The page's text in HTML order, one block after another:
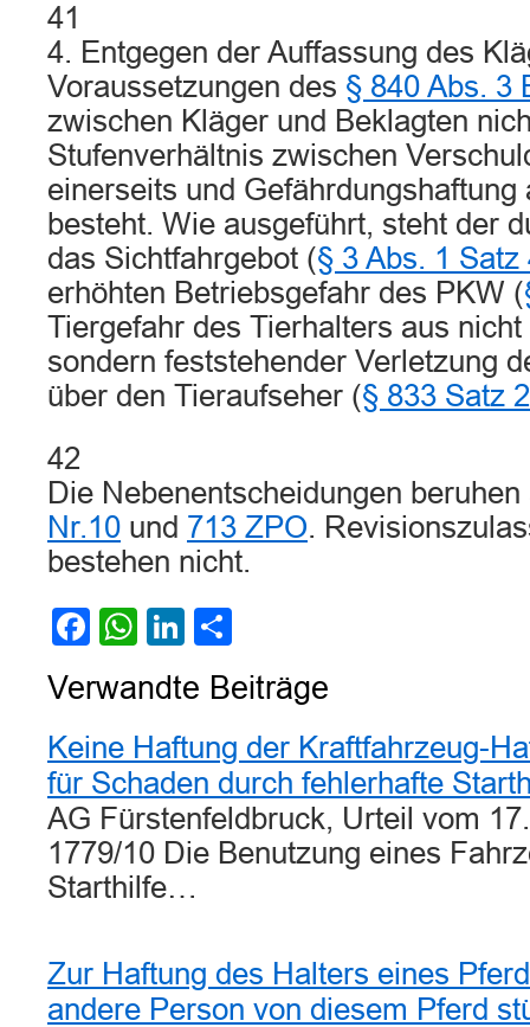
41
4. Entgegen der Auffassung des
Voraussetzungen des § 840 Abs. 3
zwischen Kläger und Beklagten
Stufenverhältnis zwischen
einerseits und Gefährdungshaftung
besteht. Wie ausgeführt, steht der
das Sichtfahrgebot (§ 3 Abs. 1 Satz
erhöhten Betriebsgefahr des PKW (
Tiergefahr des Tierhalters aus
sondern feststehender Verletzung
über den Tieraufseher (§ 833 Satz
42
Die Nebenentscheidungen
Nr.10 und 713 ZPO.
bestehen nicht.
Facebook
WhatsApp
LinkedIn
Verwandte Beiträge
Keine Haftung der Kraftfahrzeug-
für Schaden durch fehlerhafte
AG Fürstenfeldbruck, Urteil vom
1779/10 Die Benutzung eines
Starthilfe…
Zur Haftung des Halters eines
andere Person von diesem Pferd